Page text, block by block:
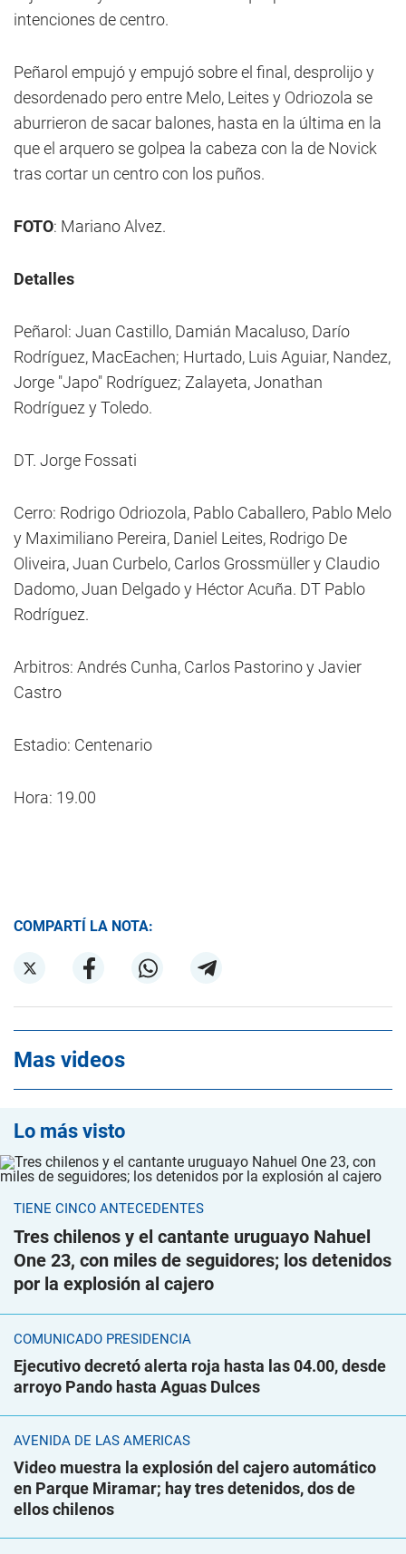
intenciones de centro.
Peñarol empujó y empujó sobre el final, desprolijo y
desordenado pero entre Melo, Leites y Odriozola se
aburrieron de sacar balones, hasta en la última en la
que el arquero se golpea la cabeza con la de Novick
tras cortar un centro con los puños.
FOTO: Mariano Alvez.
Detalles
Peñarol: Juan Castillo, Damián Macaluso, Darío
Rodríguez, MacEachen; Hurtado, Luis Aguiar, Nandez,
Jorge "Japo" Rodríguez; Zalayeta, Jonathan
Rodríguez y Toledo.
DT. Jorge Fossati
Cerro: Rodrigo Odriozola, Pablo Caballero, Pablo Melo
y Maximiliano Pereira, Daniel Leites, Rodrigo De
Oliveira, Juan Curbelo, Carlos Grossmüller y Claudio
Dadomo, Juan Delgado y Héctor Acuña. DT Pablo
Rodríguez.
Arbitros: Andrés Cunha, Carlos Pastorino y Javier
Castro
Estadio: Centenario
Hora: 19.00
COMPARTÍ LA NOTA:
Mas videos
Lo más visto
TIENE CINCO ANTECEDENTES
Tres chilenos y el cantante uruguayo Nahuel
One 23, con miles de seguidores; los detenidos
por la explosión al cajero
COMUNICADO PRESIDENCIA
Ejecutivo decretó alerta roja hasta las 04.00, desde
arroyo Pando hasta Aguas Dulces
AVENIDA DE LAS AMÉRICAS
Video muestra la explosión del cajero automático
en Parque Miramar; hay tres detenidos, dos de
ellos chilenos